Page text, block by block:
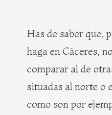
Has de saber que,
haga en Cáceres,
comparar al de
situadas al norte o
como son por